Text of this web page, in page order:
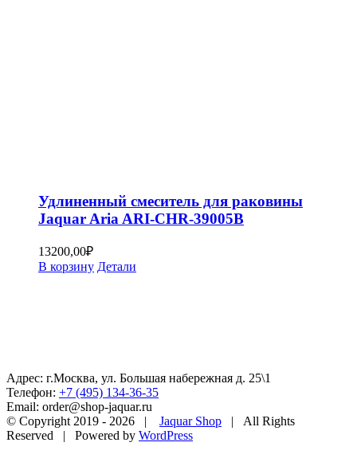
Удлиненный смеситель для раковины
Jaquar Aria ARI-CHR-39005B
13200,00₽
В корзину Детали
Адрес: г.Москва, ул. Большая набережная д. 25\1
Телефон: +7 (495) 134-36-35
Email: order@shop-jaquar.ru
© Copyright 2019 - 2026 | Jaquar Shop | All Rights
Reserved | Powered by WordPress